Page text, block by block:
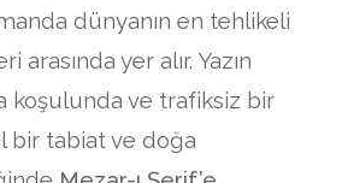
dünyanın en tehlikeli
yer alır. Yazın
koşulunda ve trafiksiz bir
bir tabiat ve doğa